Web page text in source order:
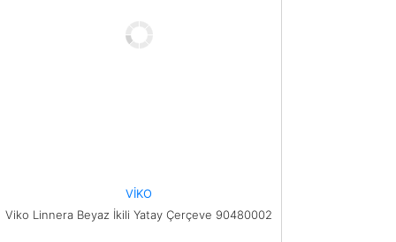
VİKO
Viko Linnera Beyaz İkili Yatay Çerçeve 90480002